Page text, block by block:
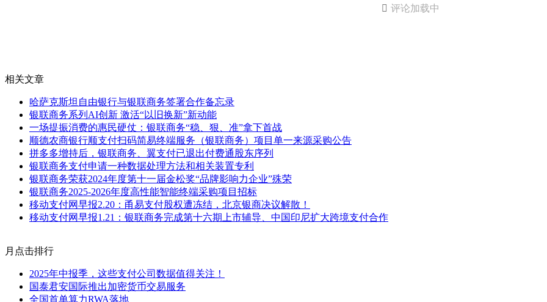
 评论加载中
相关文章
哈萨克斯坦自由银行与银联商务签署合作备忘录
银联商务系列AI创新 激活“以旧换新”新动能
一场提振消费的惠民硬仗：银联商务“稳、狠、准”拿下首战
顺德农商银行顺支付扫码简易终端服务（银联商务）项目单一来源采购公告
拼多多增持后，银联商务、翼支付已退出付费通股东序列
银联商务支付申请一种数据处理方法和相关装置专利
银联商务荣获2024年度第十一届金松奖“品牌影响力企业”殊荣
银联商务2025-2026年度高性能智能终端采购项目招标
移动支付网早报2.20：甬易支付股权遭冻结，北京银商决议解散！
移动支付网早报1.21：银联商务完成第十六期上市辅导、中国印尼扩大跨境支付合作
月点击排行
2025年中报季，这些支付公司数据值得关注！
国泰君安国际推出加密货币交易服务
全国首单算力RWA落地